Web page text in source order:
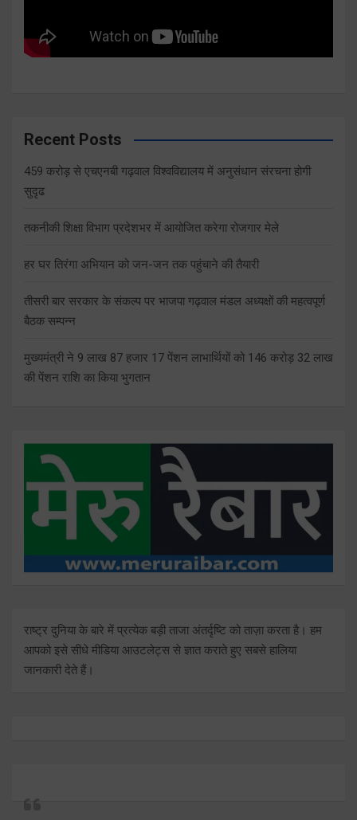
Recent Posts
459 करोड़ से एचएनबी गढ़वाल विश्वविद्यालय में अनुसंधान संरचना होगी
सुदृढ
तकनीकी शिक्षा विभाग प्रदेशभर में आयोजित करेगा रोजगार मेले
हर घर तिरंगा अभियान को जन-जन तक पहुंचाने की तैयारी
तीसरी बार सरकार के संकल्प पर भाजपा गढ़वाल मंडल अध्यक्षों की महत्वपूर्ण
बैठक सम्पन्न
मुख्यमंत्री ने 9 लाख 87 हजार 17 पेंशन लाभार्थियों को 146 करोड़ 32 लाख
की पेंशन राशि का किया भुगतान
राष्ट्र दुनिया के बारे में प्रत्येक बड़ी ताजा अंतर्दृष्टि को ताज़ा करता है। हम
आपको इसे सीधे मीडिया आउटलेट्स से ज्ञात कराते हुए सबसे हालिया
जानकारी देते हैं।